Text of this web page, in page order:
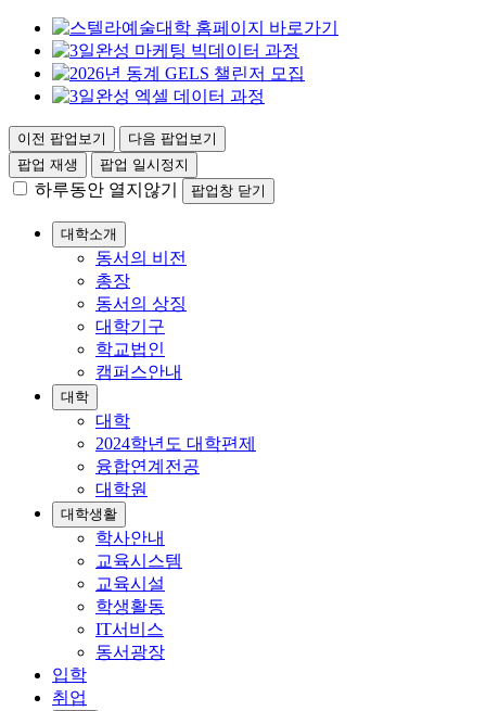
이전 팝업보기
다음 팝업보기
팝업 재생
팝업 일시정지
하루동안 열지않기 팝업창 닫기
대학소개
동서의 비전
총장
동서의 상징
대학기구
학교법인
캠퍼스안내
대학
대학
2024학년도 대학편제
융합연계전공
대학원
대학생활
학사안내
교육시스템
교육시설
학생활동
IT서비스
동서광장
입학
취업